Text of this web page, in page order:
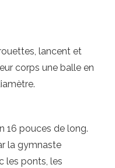
lancent et
corps une balle en
16 pouces de long.
la gymnaste
les ponts, les